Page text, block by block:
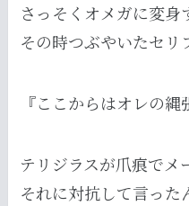
さっそくオメガに変身
その時つぶやいたセリ
『ここからはオレの縄
テリジラスが爪痕でメ
それに対抗して言った